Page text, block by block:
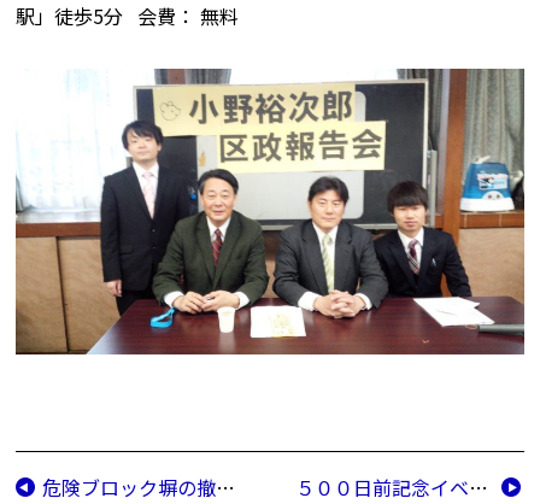
駅」徒歩5分 会費： 無料
危険ブロック塀の撤去助成 ５００日前記念イベント